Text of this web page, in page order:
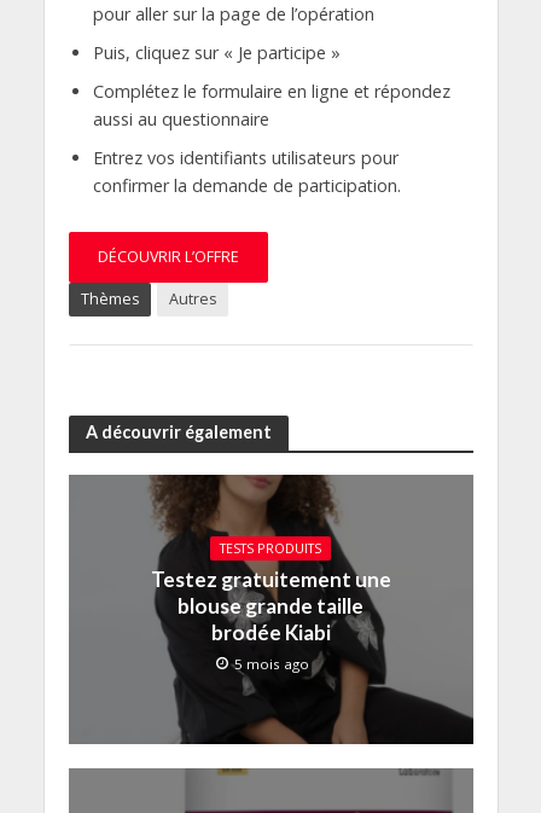
pour aller sur la page de l’opération
Puis, cliquez sur « Je participe »
Complétez le formulaire en ligne et répondez
aussi au questionnaire
Entrez vos identifiants utilisateurs pour
confirmer la demande de participation.
DÉCOUVRIR L’OFFRE
Thèmes Autres
A découvrir également
TESTS PRODUITS
Testez gratuitement une
blouse grande taille
brodée Kiabi
5 mois ago